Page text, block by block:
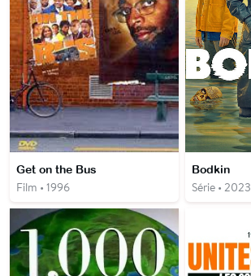
Get on the Bus
Film • 1996
Bodkin
Série • 2023